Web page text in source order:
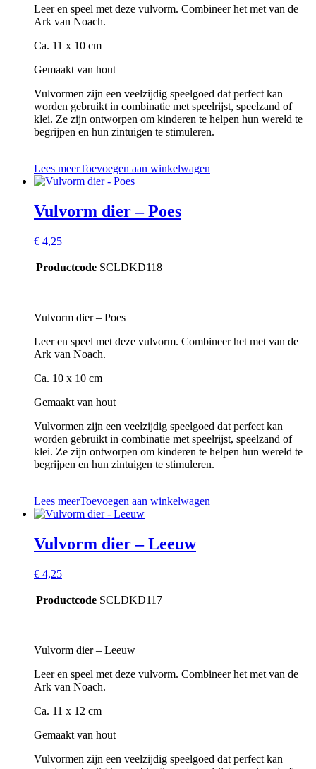
Leer en speel met deze vulvorm. Combineer het met van de
Ark van Noach.
Ca. 11 x 10 cm
Gemaakt van hout
Vulvormen zijn een veelzijdig speelgoed dat perfect kan
worden gebruikt in combinatie met speelrijst, speelzand of
klei. Ze zijn ontworpen om kinderen te helpen hun wereld te
begrijpen en hun zintuigen te stimuleren.
Lees meerToevoegen aan winkelwagen
Vulvorm dier – Poes
€ 4,25
Productcode SCLDKD118
Vulvorm dier – Poes
Leer en speel met deze vulvorm. Combineer het met van de
Ark van Noach.
Ca. 10 x 10 cm
Gemaakt van hout
Vulvormen zijn een veelzijdig speelgoed dat perfect kan
worden gebruikt in combinatie met speelrijst, speelzand of
klei. Ze zijn ontworpen om kinderen te helpen hun wereld te
begrijpen en hun zintuigen te stimuleren.
Lees meerToevoegen aan winkelwagen
Vulvorm dier – Leeuw
€ 4,25
Productcode SCLDKD117
Vulvorm dier – Leeuw
Leer en speel met deze vulvorm. Combineer het met van de
Ark van Noach.
Ca. 11 x 12 cm
Gemaakt van hout
Vulvormen zijn een veelzijdig speelgoed dat perfect kan